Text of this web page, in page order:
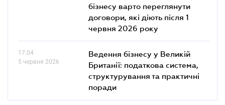
бізнесу варто переглянути
договори, які діють після 1
червня 2026 року
17.04
5 червня 2026
Ведення бізнесу у Великій
Британії: податкова система,
структурування та практичні
поради